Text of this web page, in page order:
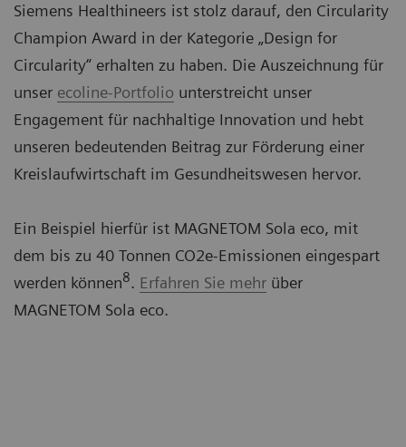
Siemens Healthineers ist stolz darauf, den Circularity
Champion Award in der Kategorie „Design for
Circularity“ erhalten zu haben. Die Auszeichnung für
unser ecoline-Portfolio unterstreicht unser
Engagement für nachhaltige Innovation und hebt
unseren bedeutenden Beitrag zur Förderung einer
Kreislaufwirtschaft im Gesundheitswesen hervor.
Ein Beispiel hierfür ist MAGNETOM Sola eco, mit
dem bis zu 40 Tonnen CO2e-Emissionen eingespart
werden können8. Erfahren Sie mehr über
MAGNETOM Sola eco.